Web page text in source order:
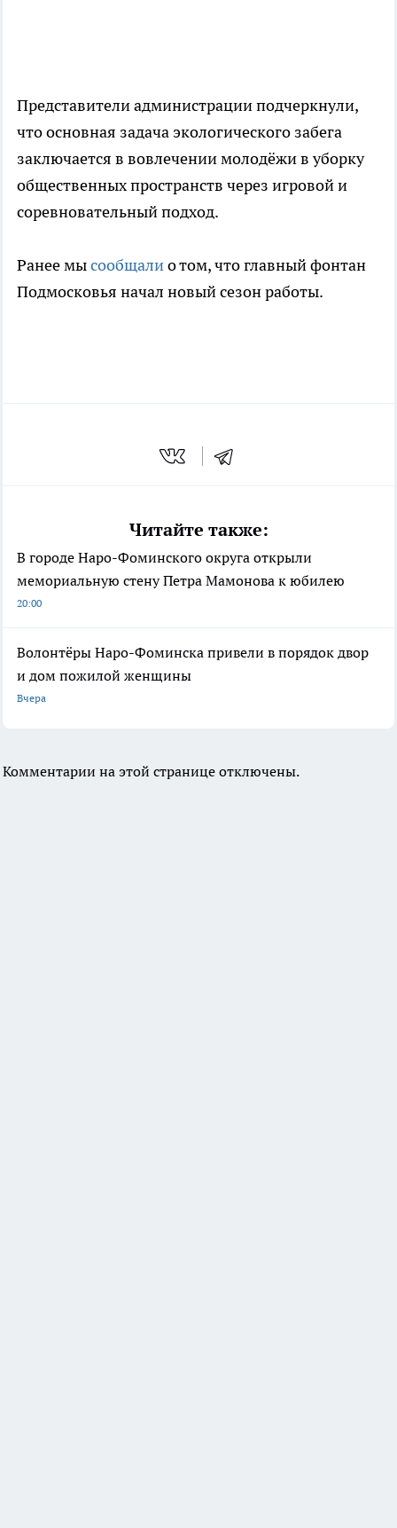
Представители администрации подчеркнули,
что основная задача экологического забега
заключается в вовлечении молодёжи в уборку
общественных пространств через игровой и
соревновательный подход.
Ранее мысообщалио том, что главный фонтан
Подмосковья начал новый сезон работы.
Читайте также:
В городе Наро-Фоминского округа открыли
мемориальную стену Петра Мамонова к юбилею
20:00
Волонтёры Наро-Фоминска привели в порядок двор
и дом пожилой женщины
Вчера
Комментарии на этой странице отключены.